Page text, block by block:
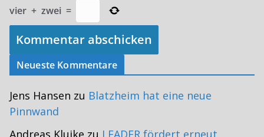
vier + zwei =
Neueste Kommentare
Jens Hansen zu Blatzheim hat eine neue
Pinnwand
Andreas Kluike zu LEADER fördert erneut